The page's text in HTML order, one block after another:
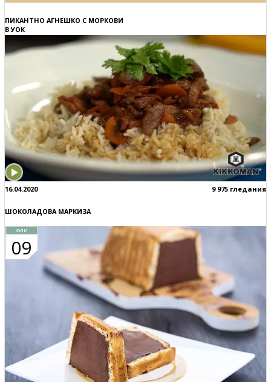
ПИКАНТНО АГНЕШКО С МОРКОВИ
В УОК
16.04.2020 9 975 гледания
ШОКОЛАДОВА МАРКИЗА
юли
09